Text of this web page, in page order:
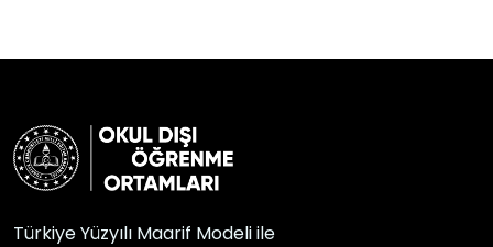
Türkiye Yüzyılı Maarif Modeli ile